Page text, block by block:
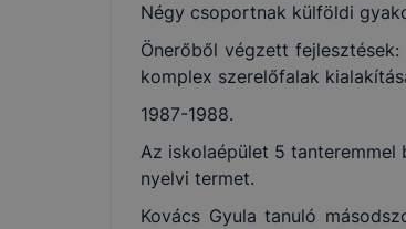
Négy csoportnak külföldi
Önerőből végzett
komplex szerelőfalak
1987-1988.
Az iskolaépület 5
nyelvi termet.
Kovács Gyula tanuló